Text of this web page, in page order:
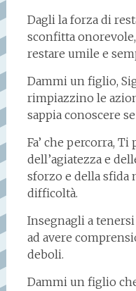
Dagli la forza di
sconfitta
restare umile e
Dammi un figlio,
rimpiazzino le
sappia conoscere
Fa’ che percorra,
dell’agiatezza e
sforzo e della sfida
difficoltà.
Insegnagli a
ad avere
deboli.
Dammi un figlio